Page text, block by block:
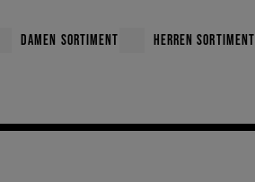
DAMEN SORTIMENT HERREN SORTIMENT